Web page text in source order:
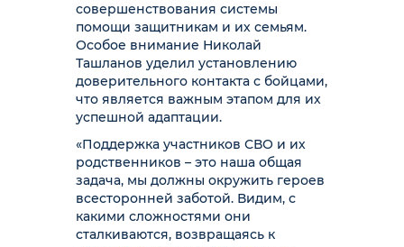
совершенствования системы
помощи защитникам и их семьям.
Особое внимание Николай
Ташланов уделил установлению
доверительного контакта с бойцами,
что является важным этапом для их
успешной адаптации.
«Поддержка участников СВО и их
родственников – это наша общая
задача, мы должны окружить героев
всесторонней заботой. Видим, с
какими сложностями они
сталкиваются, возвращаясь к